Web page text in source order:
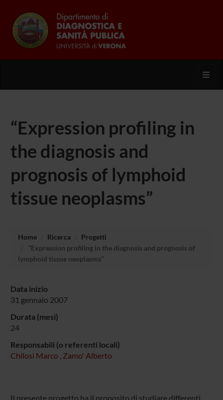
“Expression profiling in
the diagnosis and
prognosis of lymphoid
tissue neoplasms”
Home Ricerca
Progetti
“Expression profiling in the diagnosis and prognosis of
lymphoid tissue neoplasms”
Data inizio
31 gennaio 2007
Durata (mesi)
24
Responsabili (o referenti locali)
Chilosi Marco , Zamo' Alberto
Il presente progetto ha il proposito di studiare differenti